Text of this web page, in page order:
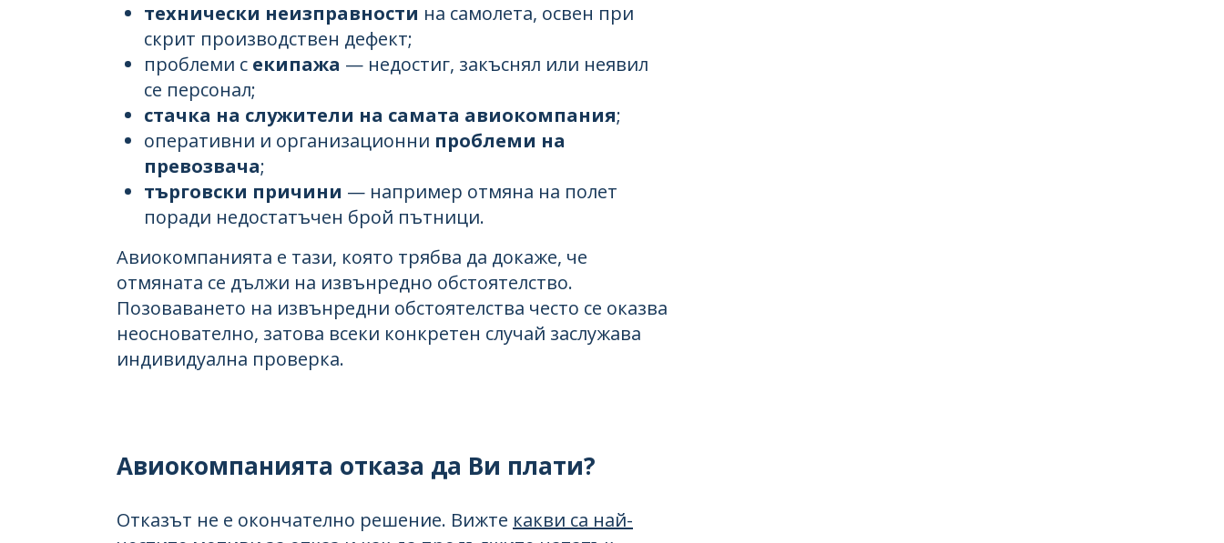
технически неизправности на самолета, освен при
скрит производствен дефект;
проблеми с екипажа — недостиг, закъснял или неявил
се персонал;
стачка на служители на самата авиокомпания;
оперативни и организационни проблеми на
превозвача;
търговски причини — например отмяна на полет
поради недостатъчен брой пътници.
Авиокомпанията е тази, която трябва да докаже, че
отмяната се дължи на извънредно обстоятелство.
Позоваването на извънредни обстоятелства често се оказва
неоснователно, затова всеки конкретен случай заслужава
индивидуална проверка.
Авиокомпанията отказа да Ви плати?
Отказът не е окончателно решение. Вижте какви са най-